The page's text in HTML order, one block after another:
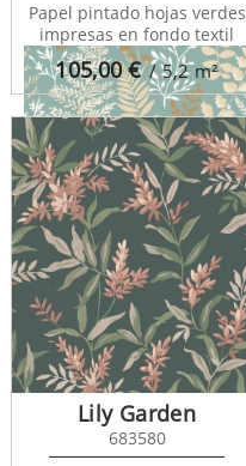
La Foret 102926100
105,00€ / 5,2m²
Papel pintado hojas verdes
impresas en fondo textil
Lily Garden
683580